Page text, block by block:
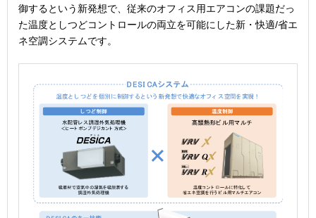
御するという新発想で、従来のオフィス用エアコンの課題だっ
た温度としつどコントロールの両立を可能にした新・快適/省エ
ネ空調システムです。